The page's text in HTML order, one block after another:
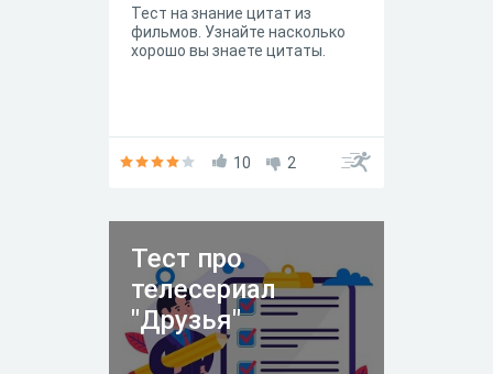
Тест на знание цитат из
фильмов. Узнайте насколько
хорошо вы знаете цитаты.
10 2
Тест про
телесериал
"Друзья"